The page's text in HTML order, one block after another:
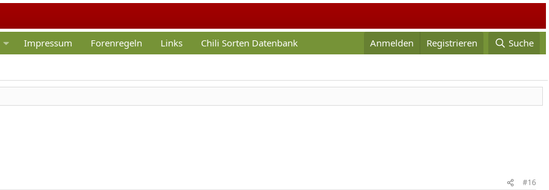
Impressum Forenregeln Links Chili Sorten Datenbank Anmelden Registrieren Suche
#16